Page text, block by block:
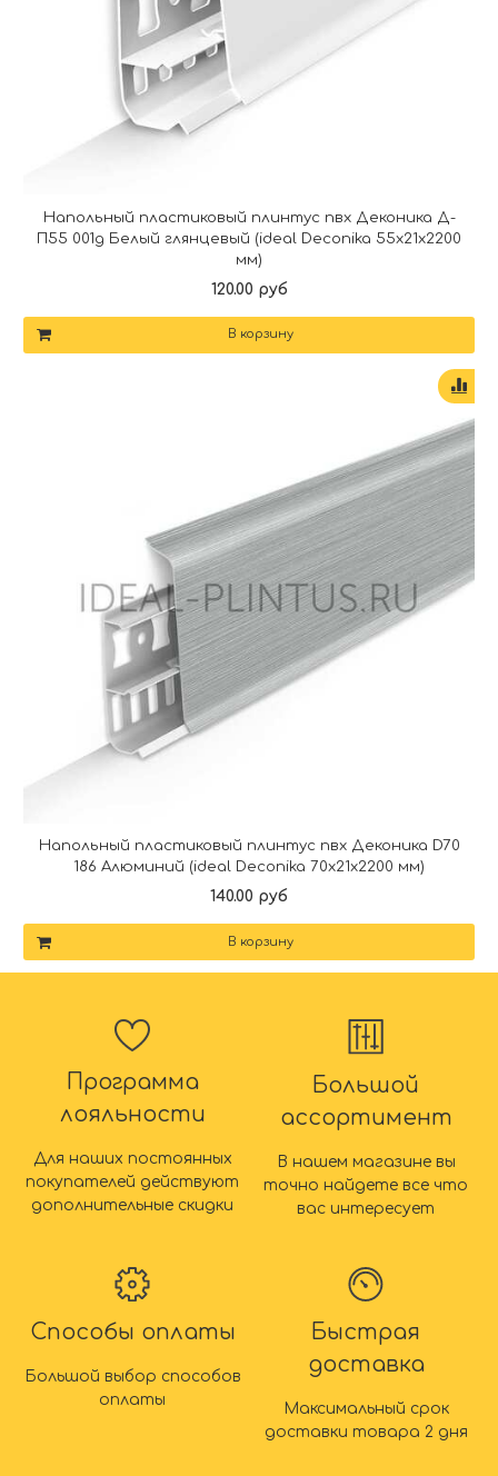
Напольный пластиковый плинтус пвх Деконика Д-
П55 001g Белый глянцевый (ideal Deconika 55х21х2200
мм)
120.00 руб
В корзину
Напольный пластиковый плинтус пвх Деконика D70
186 Алюминий (ideal Deconika 70х21х2200 мм)
140.00 руб
В корзину
Программа
лояльности
Для наших постоянных
покупателей действуют
дополнительные скидки
Большой
ассортимент
В нашем магазине вы
точно найдете все что
вас интересует
Способы оплаты
Большой выбор способов
оплаты
Быстрая
доставка
Максимальный срок
доставки товара 2 дня